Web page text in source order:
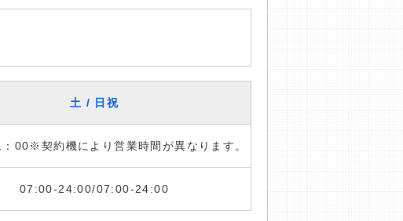
土 / 日祝
00※契約機により営業時間が異なります。
07:00-24:00/07:00-24:00